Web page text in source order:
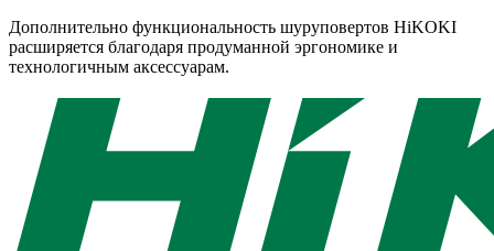
Дополнительно функциональность шуруповертов HiKOKI
расширяется благодаря продуманной эргономике и
технологичным аксессуарам.